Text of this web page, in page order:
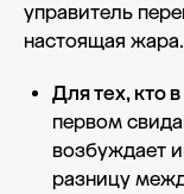
управитель
настоящая жара.
Для тех, кто
первом
возбуждает
разницу